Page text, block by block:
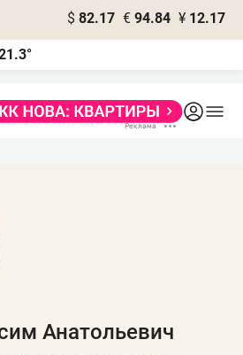
$ 82.17 € 94.84 ¥ 12.17
Анатольевич